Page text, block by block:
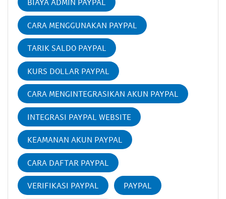
BIAYA ADMIN PAYPAL
CARA MENGGUNAKAN PAYPAL
TARIK SALDO PAYPAL
KURS DOLLAR PAYPAL
CARA MENGINTEGRASIKAN AKUN PAYPAL
INTEGRASI PAYPAL WEBSITE
KEAMANAN AKUN PAYPAL
CARA DAFTAR PAYPAL
VERIFIKASI PAYPAL PAYPAL